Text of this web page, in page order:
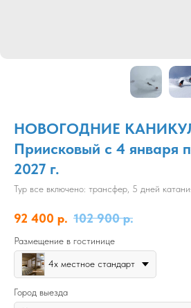
НОВОГОДНИЕ
Приисковый с 4 января
2027 г.
Тур все включено: трансфер, 5 дней
92 400 р. 102 900 р.
Размещение в гостинице
4х местное стандарт
Город выезда